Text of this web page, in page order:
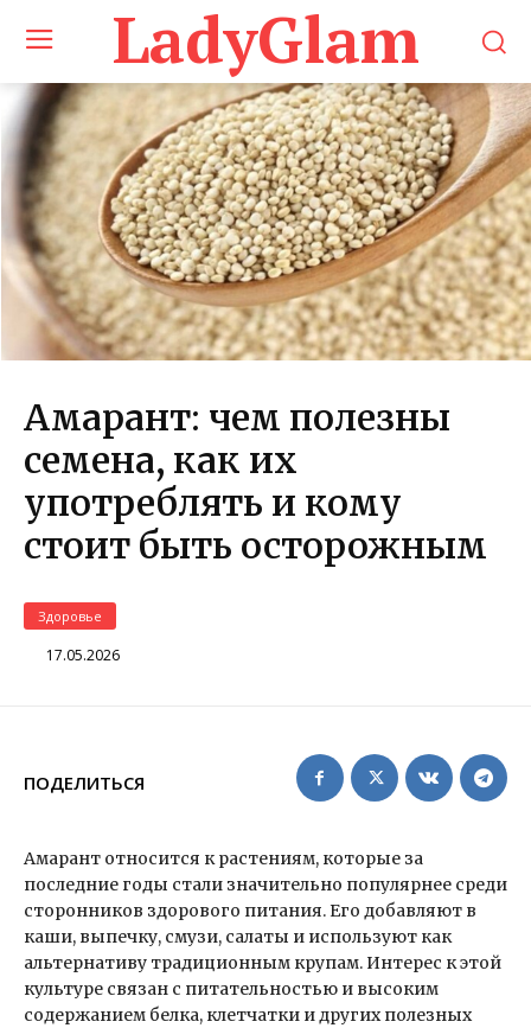
LadyGlam
Амарант: чем полезны
семена, как их
употреблять и кому
стоит быть осторожным
Здоровье
17.05.2026
ПОДЕЛИТЬСЯ
Амарант относится к растениям, которые за
последние годы стали значительно популярнее среди
сторонников здорового питания. Его добавляют в
каши, выпечку, смузи, салаты и используют как
альтернативу традиционным крупам. Интерес к этой
культуре связан с питательностью и высоким
содержанием белка, клетчатки и других полезных